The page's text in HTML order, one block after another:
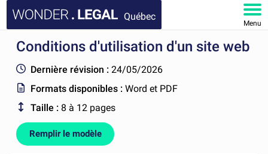
Québec
Menu
ACCUEIL
DOCUMENTS
FAQ
MON COMPTE
Conditions d'utilisation d'un site web
Dernière révision : 24/05/2026
Formats disponibles :Word et PDF
Taille : 8 à 12 pages
Remplir le modèle